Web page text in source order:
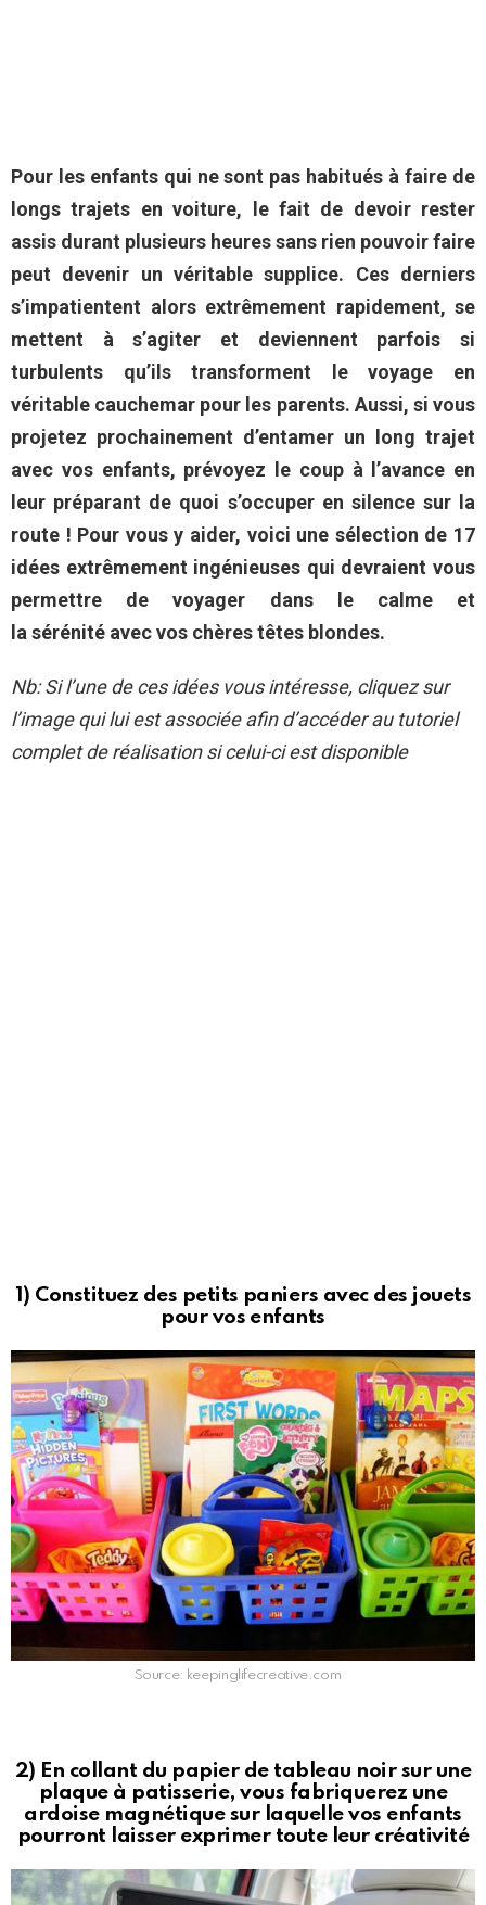
Pour les enfants qui ne sont pas habitués à faire de
longs trajets en voiture, le fait de devoir rester
assis durant plusieurs heures sans rien pouvoir faire
peut devenir un véritable supplice. Ces derniers
s’impatientent alors extrêmement rapidement, se
mettent à s’agiter et deviennent parfois si
turbulents qu’ils transforment le voyage en
véritable cauchemar pour les parents. Aussi, si vous
projetez prochainement d’entamer un long trajet
avec vos enfants, prévoyez le coup à l’avance en
leur préparant de quoi s’occuper en silence sur la
route ! Pour vous y aider, voici une sélection de 17
idées extrêmement ingénieuses qui devraient vous
permettre de voyager dans le calme et
la sérénité avec vos chères têtes blondes.
Nb: Si l’une de ces idées vous intéresse, cliquez sur
l’image qui lui est associée afin d’accéder au tutoriel
complet de réalisation si celui-ci est disponible
1) Constituez des petits paniers avec des jouets
pour vos enfants
Source: keepinglifecreative.com
2) En collant du papier de tableau noir sur une
plaque à patisserie, vous fabriquerez une
ardoise magnétique sur laquelle vos enfants
pourront laisser exprimer toute leur créativité